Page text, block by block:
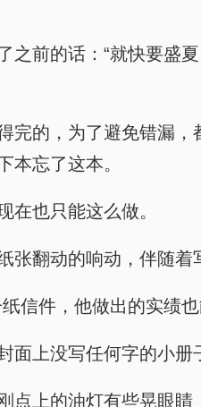
之前的话：“就快要盛
完的，为了避免错漏
本忘了这本。
在也只能这么做。
张翻动的响动，伴随
信件，他做出的实绩
面上没写任何字的小
点上的油灯有些晃眼